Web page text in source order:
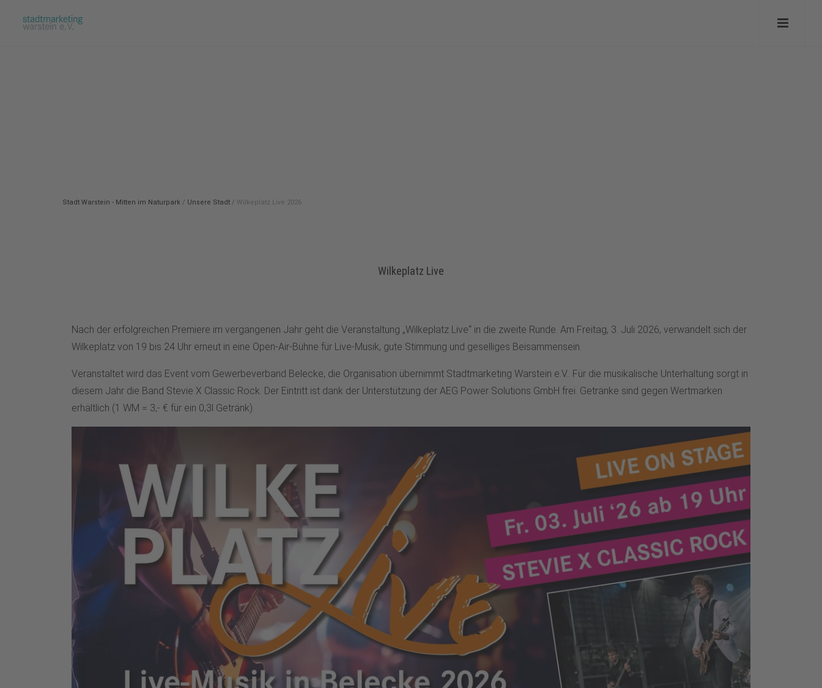
Stadt Warstein - Mitten im Naturpark / Unsere Stadt / Wilkeplatz Live 2026
Wilkeplatz Live
Nach der erfolgreichen Premiere im vergangenen Jahr geht die Veranstaltung „Wilkeplatz Live“ in die zweite Runde. Am Freitag, 3. Juli 2026, verwandelt sich der
Wilkeplatz von 19 bis 24 Uhr erneut in eine Open-Air-Bühne für Live-Musik, gute Stimmung und geselliges Beisammensein.
Veranstaltet wird das Event vom Gewerbeverband Belecke, die Organisation übernimmt Stadtmarketing Warstein e.V.. Für die musikalische Unterhaltung sorgt in
diesem Jahr die Band Stevie X Classic Rock. Der Eintritt ist dank der Unterstützung der AEG Power Solutions GmbH frei. Getränke sind gegen Wertmarken
erhältlich (1 WM = 3,- € für ein 0,3l Getränk).